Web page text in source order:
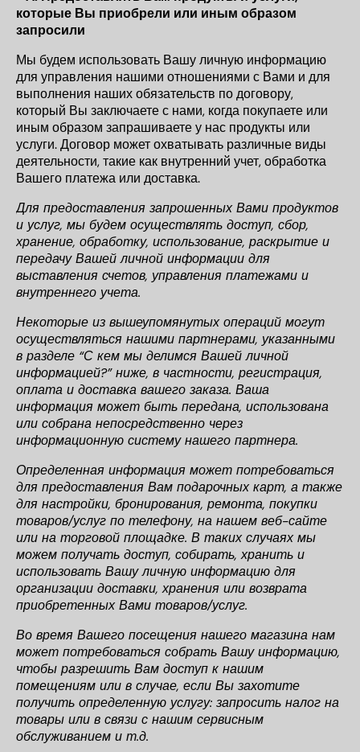
которые Вы приобрели или иным образом
запросили
Мы будем использовать Вашу личную информацию
для управления нашими отношениями с Вами и для
выполнения наших обязательств по договору,
который Вы заключаете с нами, когда покупаете или
иным образом запрашиваете у нас продукты или
услуги. Договор может охватывать различные виды
деятельности, такие как внутренний учет, обработка
Вашего платежа или доставка.
Для предоставления запрошенных Вами продуктов
и услуг, мы будем осуществлять доступ, сбор,
хранение, обработку, использование, раскрытие и
передачу Вашей личной информации для
выставления счетов, управления платежами и
внутреннего учета.
Некоторые из вышеупомянутых операций могут
осуществляться нашими партнерами, указанными
в разделе “С кем мы делимся Вашей личной
информацией?” ниже, в частности, регистрация,
оплата и доставка вашего заказа. Ваша
информация может быть передана, использована
или собрана непосредственно через
информационную систему нашего партнера.
Определенная информация может потребоваться
для предоставления Вам подарочных карт, а также
для настройки, бронирования, ремонта, покупки
товаров/услуг по телефону, на нашем веб-сайте
или на торговой площадке. В таких случаях мы
можем получать доступ, собирать, хранить и
использовать Вашу личную информацию для
организации доставки, хранения или возврата
приобретенных Вами товаров/услуг.
Во время Вашего посещения нашего магазина нам
может потребоваться собрать Вашу информацию,
чтобы разрешить Вам доступ к нашим
помещениям или в случае, если Вы захотите
получить определенную услугу: запросить налог на
товары или в связи с нашим сервисным
обслуживанием и т.д.